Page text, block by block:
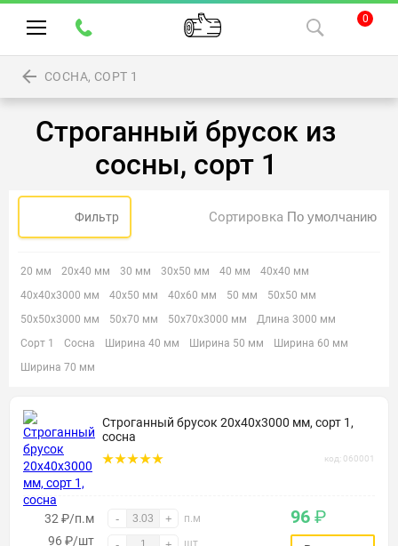
0
СОСНА, СОРТ 1
Строганный брусок из
сосны, сорт 1
Фильтр Сортировка
20 мм 20х40 мм 30 мм 30х50 мм 40 мм
40х40 мм
40х40х3000 мм
40х50 мм 40х60 мм 50 мм
50х50 мм
50х50х3000 мм
50х70 мм 50х70х3000 мм
Длина 3000 мм
Сорт 1
Сосна Ширина 40 мм Ширина 50 мм
Ширина 60 мм
Ширина 70 мм
Строганный брусок 20х40х3000 мм, сорт 1,
сосна
код: 060001
32 ₽/п.м - + п.м
96 ₽/шт шт
96 ₽